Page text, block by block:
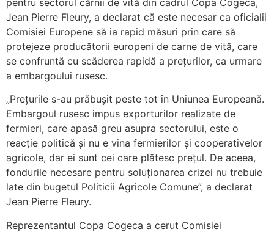
Jean Pierre Fleury, a declarat că este necesar ca oficialii
Comisiei Europene să ia rapid măsuri prin care să
protejeze producătorii europeni de carne de vită, care
se confruntă cu scăderea rapidă a prețurilor, ca urmare
a embargoului rusesc.
„Prețurile s-au prăbușit peste tot în Uniunea Europeană.
Embargoul rusesc impus exporturilor realizate de
fermieri, care apasă greu asupra sectorului, este o
reacție politică și nu e vina fermierilor și cooperativelor
agricole, dar ei sunt cei care plătesc prețul. De aceea,
fondurile necesare pentru soluționarea crizei nu trebuie
late din bugetul Politicii Agricole Comune”, a declarat
Jean Pierre Fleury.
Reprezentantul Copa Cogeca a cerut Comisiei